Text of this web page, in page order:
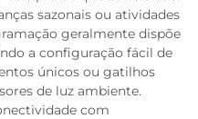
sazonais ou atividades
geralmente dispõe
a configuração fácil de
únicos ou gatilhos
de luz ambiente.
com